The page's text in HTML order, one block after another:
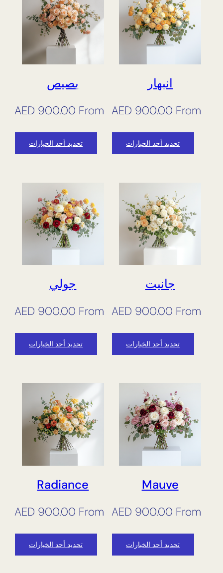
انبهار
From
AED 900.00
تحديد أحد الخيارات
بصيص
From
AED 900.00
تحديد أحد الخيارات
جانيت
From
AED 900.00
تحديد أحد الخيارات
جولي
From
AED 900.00
تحديد أحد الخيارات
Mauve
From
AED 900.00
تحديد أحد الخيارات
Radiance
From
AED 900.00
تحديد أحد الخيارات